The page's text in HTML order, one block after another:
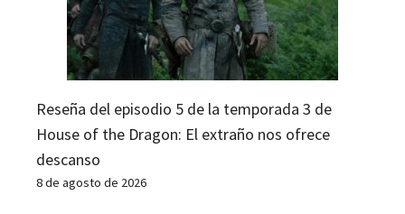
Reseña del episodio 5 de la temporada 3 de
House of the Dragon: El extraño nos ofrece
descanso
8 de agosto de 2026